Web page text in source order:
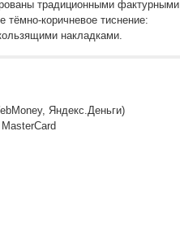
традиционными фактурными
коричневое тиснение:
накладками.
Яндекс.Деньги)